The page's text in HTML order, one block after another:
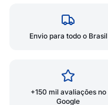
Envio para todo o Brasil
+150 mil avaliações no
Google